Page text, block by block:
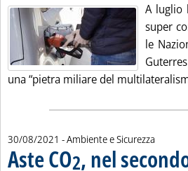
A luglio
super
le
una “pietra miliare del
30/08/2021 - Ambiente e Sicurezza
Aste CO2, nel